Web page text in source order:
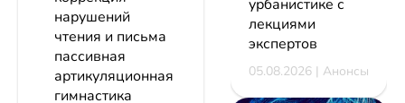
нарушений
чтения и письма
пассивная
артикуляционная
гимнастика
урбанистике с
лекциями
экспертов
05.08.2026 | Анонсы